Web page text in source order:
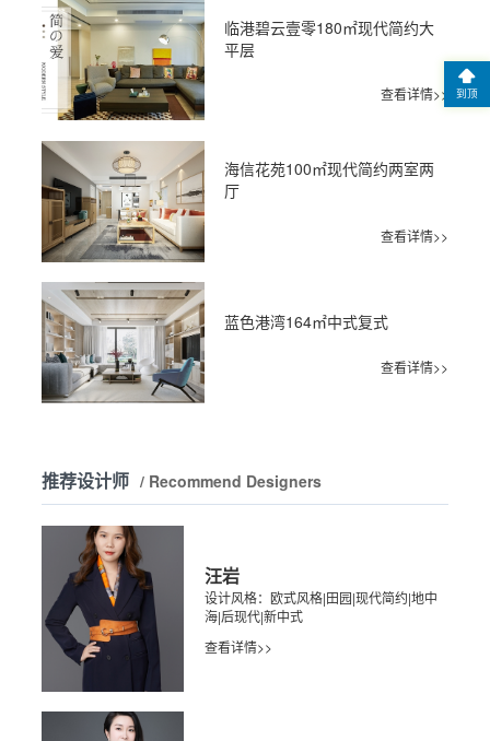
临港碧云壹零180㎡现代简约大
平层
查看详情>>
海信花苑100㎡现代简约两室两
厅
查看详情>>
蓝色港湾164㎡中式复式
查看详情>>
推荐设计师 / Recommend Designers
汪岩
设计风格：欧式风格|田园|现代简约|地中
海|后现代|新中式
查看详情>>
到顶